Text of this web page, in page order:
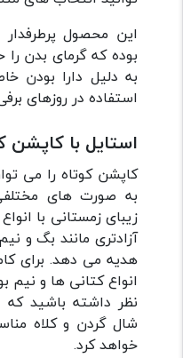
این محصول پرطرفدار
بوده که گرمای بدن
به دلیل دارا بودن
استفاده در روزهای
استایل با کاپشن
کاپشن کوتاه را می
به صورت های
زیبای زمستانی با
آزادتری مانند بگ و
هدیه می دهد. برای
انواع کتانی ها و
نظر داشته باشید که
شال گردن و کلاه
خواهد کرد.